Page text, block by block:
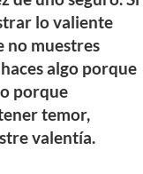
lo valiente
no muestres
algo porque
porque
temor,
valentía.